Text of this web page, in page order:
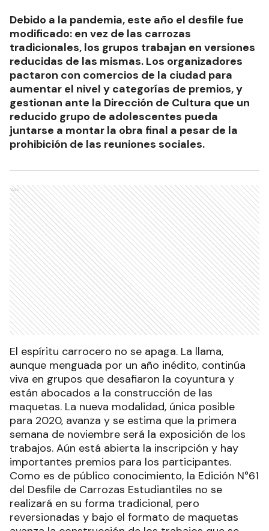
Debido a la pandemia, este año el desfile fue
modificado: en vez de las carrozas
tradicionales, los grupos trabajan en versiones
reducidas de las mismas. Los organizadores
pactaron con comercios de la ciudad para
aumentar el nivel y categorías de premios, y
gestionan ante la Dirección de Cultura que un
reducido grupo de adolescentes pueda
juntarse a montar la obra final a pesar de la
prohibición de las reuniones sociales.
Ads
El espíritu carrocero no se apaga. La llama,
aunque menguada por un año inédito, continúa
viva en grupos que desafiaron la coyuntura y
están abocados a la construcción de las
maquetas. La nueva modalidad, única posible
para 2020, avanza y se estima que la primera
semana de noviembre será la exposición de los
trabajos. Aún está abierta la inscripción y hay
importantes premios para los participantes.
Como es de público conocimiento, la Edición N°61
del Desfile de Carrozas Estudiantiles no se
realizará en su forma tradicional, pero
reversionadas y bajo el formato de maquetas